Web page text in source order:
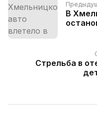
В
Стрельба в